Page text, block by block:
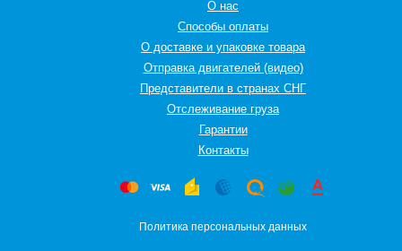
О нас
Способы оплаты
О доставке и упаковке товара
Отправка двигателей (видео)
Представители в странах СНГ
Oтслеживание груза
Гарантии
Контакты
Политика персональных данных